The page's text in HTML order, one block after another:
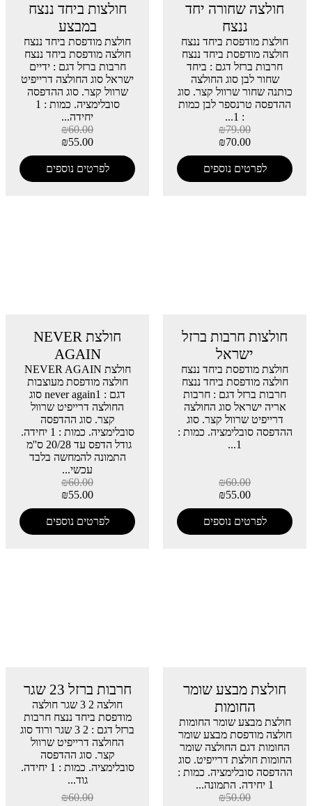
חולצה שחורה יחד
ננצח
חולצת מודפסת ביחד ננצח
חולצה מודפסת ביחד ננצח
חרבות ברזל דגם : ביחד
שחור לבן סוג החולצה
כותנה שחור שרוול קצר. סוג
ההדפסה טרנספר לבן כמות
: 1...
₪79.00
₪70.00
לפרטים נוספים
חולצות ביחד ננצח
במבצע
חולצת מודפסת ביחד ננצח
חולצה מודפסת ביחד ננצח
חרבות ברזל דגם : ידיים
ישראל סוג החולצה דרייפיט
שרוול קצר. סוג ההדפסה
סובלימציה. כמות : 1
יחידה...
₪60.00
₪55.00
לפרטים נוספים
חולצות חרבות ברזל
ישראל
חולצת מודפסת ביחד ננצח
חולצה מודפסת ביחד ננצח
חרבות ברזל דגם : חרבות
אריה ישראל סוג החולצה
דרייפיט שרוול קצר. סוג
ההדפסה סובלימציה. כמות :
1...
₪60.00
₪55.00
לפרטים נוספים
חולצת NEVER
AGAIN
חולצת NEVER AGAIN
חולצה מודפסת מעוצבות
דגם : never again1 סוג
החולצה דרייפיט שרוול
קצר. סוג ההדפסה
סובלימציה. כמות : 1 יחידה.
גודל הדפס עד 20/28 ס''מ
התמונה להמחשה בלבד
עכשי...
₪60.00
₪55.00
לפרטים נוספים
חולצת מבצע שומר
החומות
חולצת מבצע שומר החומות
חולצה מודפסת מבצע שומר
החומות דגם החולצה שומר
החומות חולצת דרייפיט. סוג
ההדפסה סובלימציה. כמות :
1 יחידה. התמונה...
₪50.00
חרבות ברזל 23 שגר
חולצה 2 3 שגר חולצה
מודפסת ביחד ננצח חרבות
ברזל דגם : 2 3 שגר ורוד סוג
החולצה דרייפיט שרוול
קצר. סוג ההדפסה
סובלימציה. כמות : 1 יחידה.
גוד...
₪60.00